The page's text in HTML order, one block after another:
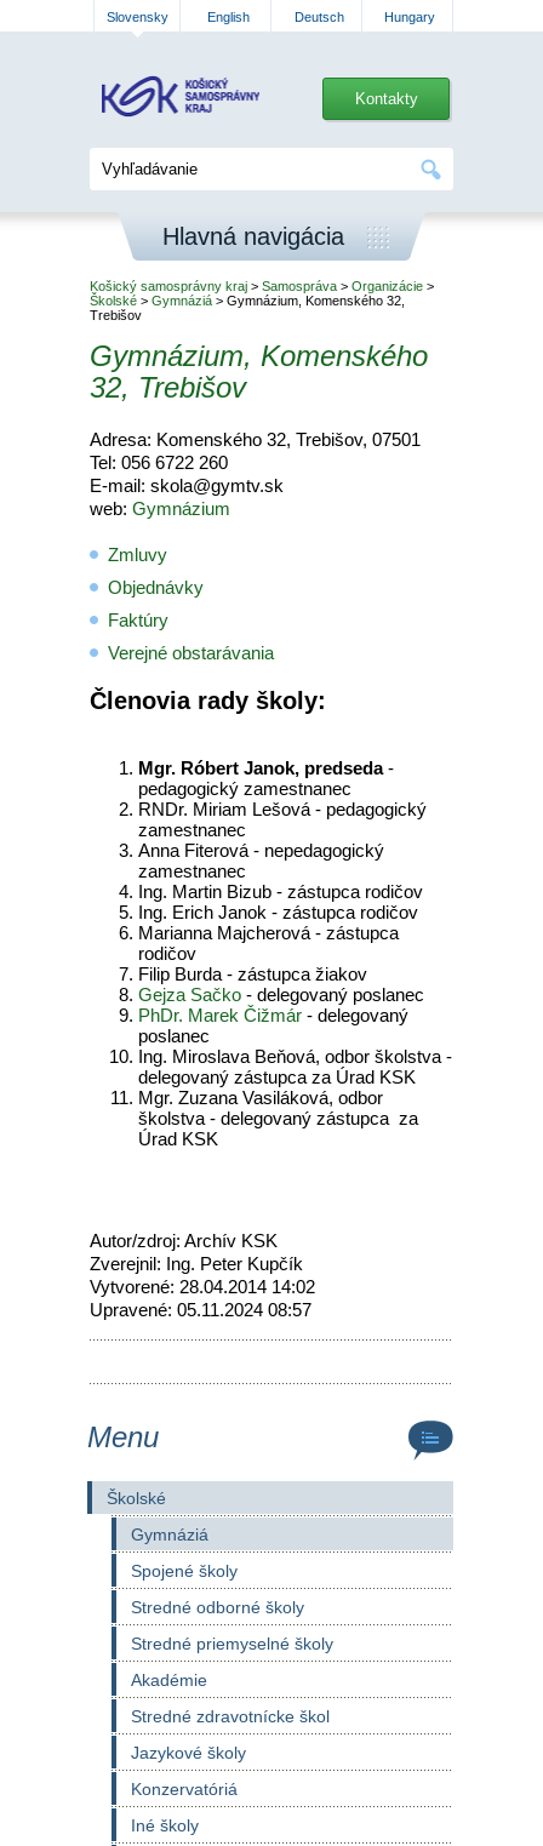
Slovensky English Deutsch Hungary
Kontakty
Hlavná navigácia
Košický samosprávny kraj > Samospráva > Organizácie >
Školské > Gymnáziá > Gymnázium, Komenského 32,
Trebišov
Gymnázium, Komenského
32, Trebišov
Adresa: Komenského 32, Trebišov, 07501
Tel: 056 6722 260
E-mail: skola@gymtv.sk
web: Gymnázium
Zmluvy
Objednávky
Faktúry
Verejné obstarávania
Členovia rady školy:
Mgr. Róbert Janok, predseda-
pedagogický zamestnanec
RNDr. Miriam Lešová - pedagogický
zamestnanec
Anna Fiterová - nepedagogický
zamestnanec
Ing. Martin Bizub - zástupca rodičov
Ing. Erich Janok - zástupca rodičov
Marianna Majcherová - zástupca
rodičov
Filip Burda - zástupca žiakov
Gejza Sačko - delegovaný poslanec
PhDr. Marek Čižmár - delegovaný
poslanec
Ing. Miroslava Beňová, odbor školstva -
delegovaný zástupca za Úrad KSK
Mgr. Zuzana Vasiláková, odbor
školstva - delegovaný zástupca za
Úrad KSK
Autor/zdroj: Archív KSK
Zverejnil: Ing. Peter Kupčík
Vytvorené: 28.04.2014 14:02
Upravené: 05.11.2024 08:57
Menu
Školské
Gymnáziá
Spojené školy
Stredné odborné školy
Stredné priemyselné školy
Akadémie
Stredné zdravotnícke škol
Jazykové školy
Konzervatóriá
Iné školy